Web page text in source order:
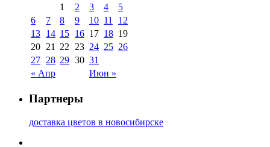
« Апр Июн »
1 2 3 4
5
6
7 8 9 10 11
12
13 14 15 16 17 18 19
20 21 22 23 24 25 26
27 28 29 30 31
Партнеры
доставка цветов в новосибирске